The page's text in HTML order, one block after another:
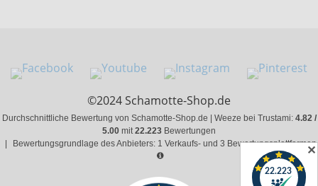
©2024 Schamotte-Shop.de
Durchschnittliche Bewertung von Schamotte-Shop.de | Weeze bei Trustami: 4.82 /
5.00 mit22.223 Bewertungen
Bewertungsgrundlage des Anbieters: 1 Verkaufs- und 3 Bewertungsplattformen
✕